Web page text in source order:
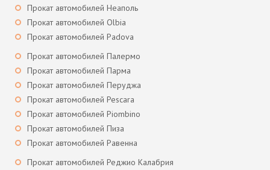
Прокат автомобилей Неаполь
Прокат автомобилей Olbia
Прокат автомобилей Padova
Прокат автомобилей Палермо
Прокат автомобилей Парма
Прокат автомобилей Перуджа
Прокат автомобилей Pescara
Прокат автомобилей Piombino
Прокат автомобилей Пиза
Прокат автомобилей Равенна
Прокат автомобилей Реджио Калабрия